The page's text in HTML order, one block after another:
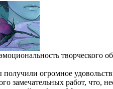
творческого
огромное
замечательных работ, что,